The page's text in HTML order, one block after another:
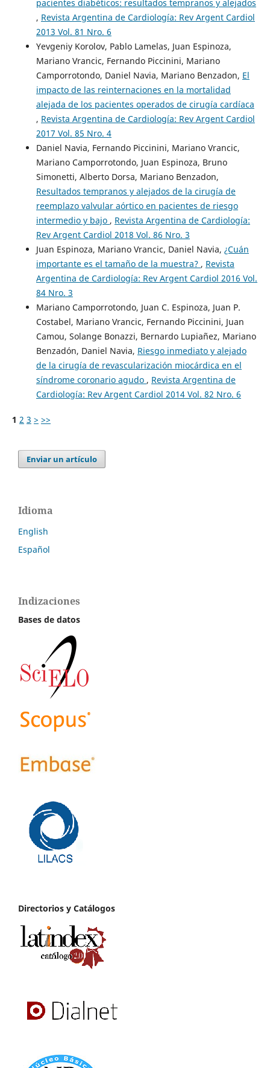
pacientes diabéticos: resultados tempranos y alejados
, Revista Argentina de Cardiología: Rev Argent Cardiol
2013 Vol. 81 Nro. 6
Yevgeniy Korolov, Pablo Lamelas, Juan Espinoza,
Mariano Vrancic, Fernando Piccinini, Mariano
Camporrotondo, Daniel Navia, Mariano Benzadon, El
impacto de las reinternaciones en la mortalidad
alejada de los pacientes operados de cirugía cardíaca
, Revista Argentina de Cardiología: Rev Argent Cardiol
2017 Vol. 85 Nro. 4
Daniel Navia, Fernando Piccinini, Mariano Vrancic,
Mariano Camporrotondo, Juan Espinoza, Bruno
Simonetti, Alberto Dorsa, Mariano Benzadon,
Resultados tempranos y alejados de la cirugía de
reemplazo valvular aórtico en pacientes de riesgo
intermedio y bajo , Revista Argentina de Cardiología:
Rev Argent Cardiol 2018 Vol. 86 Nro. 3
Juan Espinoza, Mariano Vrancic, Daniel Navia, ¿Cuán
importante es el tamaño de la muestra? , Revista
Argentina de Cardiología: Rev Argent Cardiol 2016 Vol.
84 Nro. 3
Mariano Camporrotondo, Juan C. Espinoza, Juan P.
Costabel, Mariano Vrancic, Fernando Piccinini, Juan
Camou, Solange Bonazzi, Bernardo Lupiañez, Mariano
Benzadón, Daniel Navia, Riesgo inmediato y alejado
de la cirugía de revascularización miocárdica en el
síndrome coronario agudo , Revista Argentina de
Cardiología: Rev Argent Cardiol 2014 Vol. 82 Nro. 6
1 2 3 > >>
Enviar un artículo
Idioma
English
Español
Indizaciones
Bases de datos
Directorios y Catálogos